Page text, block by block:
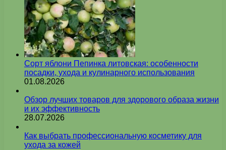
Сорт яблони Пепинка литовская: особенности
посадки, ухода и кулинарного использования
01.08.2026
Обзор лучших товаров для здорового образа жизни
и их эффективность
28.07.2026
Как выбрать профессиональную косметику для
ухода за кожей